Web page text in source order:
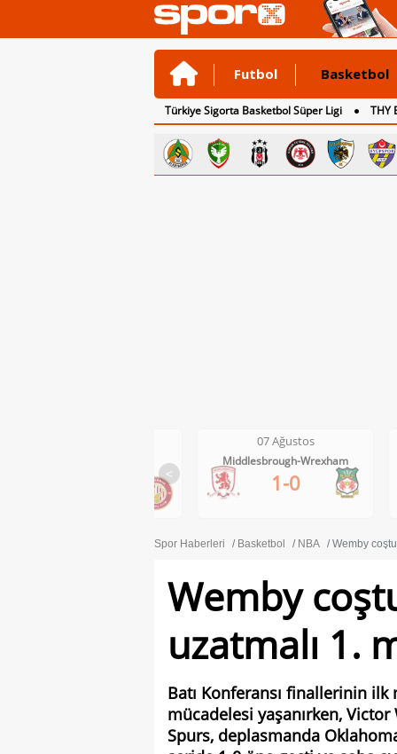
Futbol Basketbol
Türkiye Sigorta Basketbol Süper Ligi THY
<
07 Ağustos
Middlesbrough-Wrexham
1-0
Spor Haberleri Basketbol NBA Wemby
Wemby
uzatmalı 1.
Batı Konferansı finallerinin
mücadelesi yaşanırken,
Spurs, deplasmanda